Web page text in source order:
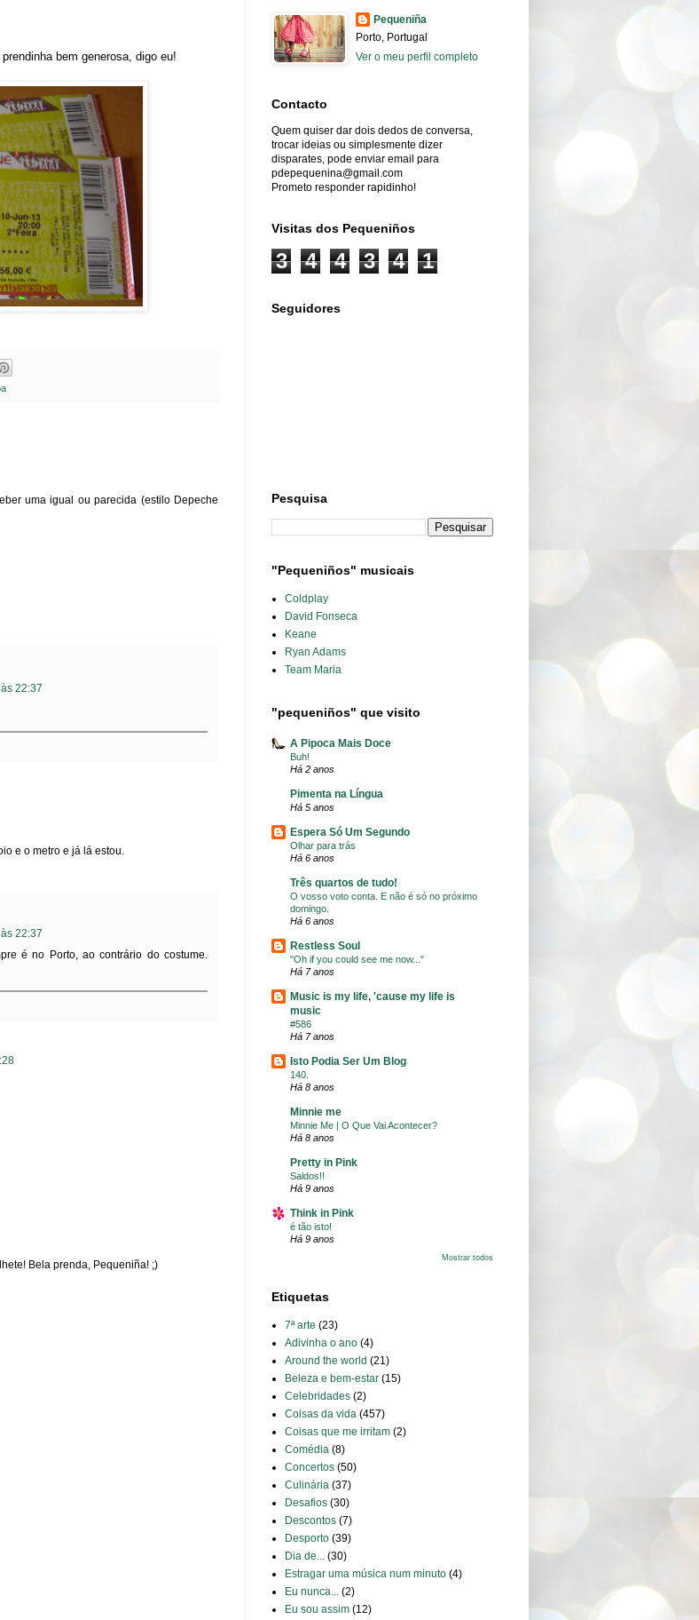
bem generosa, digo eu!
uma igual ou parecida (estilo Depeche
22:37
e o metro e já lá estou.
22:37
é no Porto, ao contrário do costume.
Bela prenda, Pequeniña! ;)
Pequeniña
Porto, Portugal
Ver o meu perfil completo
Contacto
Quem quiser dar dois dedos de conversa,
trocar ideias ou simplesmente dizer
disparates, pode enviar email para
pdepequenina@gmail.com
Prometo responder rapidinho!
Visitas dos Pequeniños
3 4 4 3 4 1
Seguidores
Pesquisa
"Pequeniños" musicais
Coldplay
David Fonseca
Keane
Ryan Adams
Team Maria
"pequeniños" que visito
A Pipoca Mais Doce
Buh!
Há 2 anos
Pimenta na Língua
Há 5 anos
Espera Só Um Segundo
Olhar para trás
Há 6 anos
Três quartos de tudo!
O vosso voto conta. E não é só no próximo
domingo.
Há 6 anos
Restless Soul
"Oh if you could see me now..."
Há 7 anos
Music is my life, 'cause my life is
music
#586
Há 7 anos
Isto Podia Ser Um Blog
140.
Há 8 anos
Minnie me
Minnie Me | O Que Vai Acontecer?
Há 8 anos
Pretty in Pink
Saldos!!
Há 9 anos
Think in Pink
é tão isto!
Há 9 anos
Mostrar todos
Etiquetas
7ª arte (23)
Adivinha o ano (4)
Around the world (21)
Beleza e bem-estar (15)
Celebridades (2)
Coisas da vida (457)
Coisas que me irritam (2)
Comédia (8)
Concertos (50)
Culinária (37)
Desafios (30)
Descontos (7)
Desporto (39)
Dia de... (30)
Estragar uma música num minuto (4)
Eu nunca... (2)
Eu sou assim (12)